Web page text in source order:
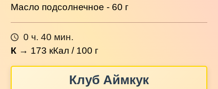
Масло подсолнечное - 60 г
0 ч. 40 мин.
К → 173 кКал / 100 г
Клуб Аймкук